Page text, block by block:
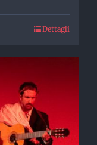
Dettagli